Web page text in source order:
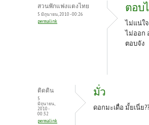
สวนฟักแฟงแตงไทย
5 มิถุนายน, 2010 - 00:26
permalink
ตอบ
ไม่แน่ใ
ไม่ออก
ตอบจัง
ติดดิน
5
มิถุนายน,
2010 -
00:32
permalink
มั่ว
ดอกมะเดื่อ มั้ยเนี่ย??